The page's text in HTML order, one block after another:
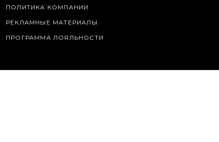
ПОЛИТИКА КОМПАНИИ
РЕКЛАМНЫЕ МАТЕРИАЛЫ
ПРОГРАММА ЛОЯЛЬНОСТИ